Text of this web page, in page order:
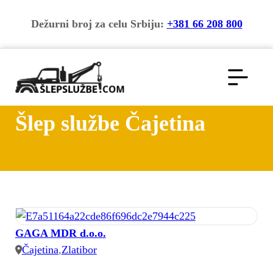
Dežurni broj za celu Srbiju: +381 66 208 800
Šlep službe Čajetina
GAGA MDR d.o.o.
Čajetina,Zlatibor